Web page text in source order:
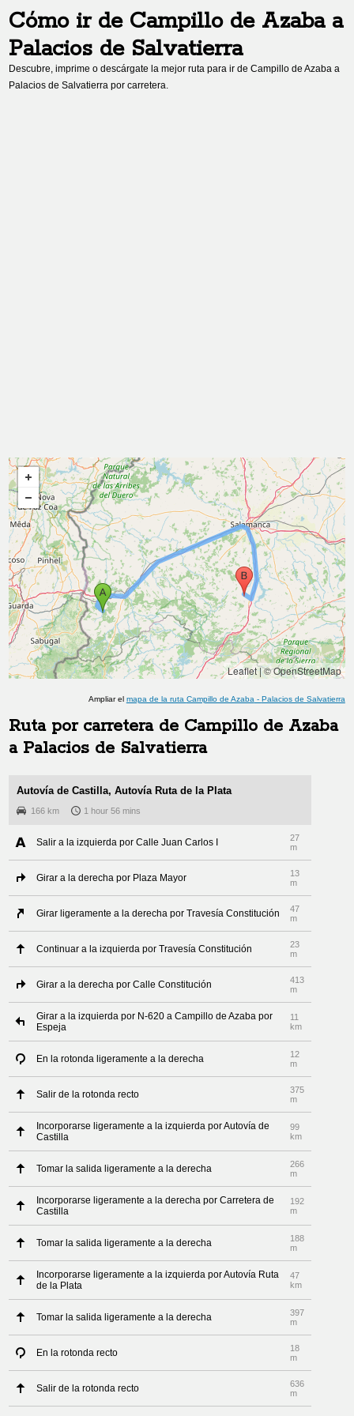
Cómo ir de Campillo de Azabaa
Palacios de Salvatierra
Descubre, imprime o descárgate la mejor ruta para ir deCampillo de Azaba a
Palacios de Salvatierra por carretera.
Leaflet|© OpenStreetMap
Ampliar el mapa de la ruta Campillo de Azaba - Palacios de Salvatierra
Ruta por carretera de Campillo de Azaba
a Palacios de Salvatierra
Autovía de Castilla, Autovía Ruta de la Plata
166 km 1 hour 56 mins
Salir a la izquierda por Calle Juan Carlos I
27
m
Girar a la derecha por Plaza Mayor
13
m
Girar ligeramente a la derecha por Travesía Constitución
47
m
Continuar a la izquierda por Travesía Constitución
23
m
Girar a la derecha por Calle Constitución
413
m
Girar a la izquierda por N-620 a Campillo de Azaba por
Espeja
11
km
En la rotonda ligeramente a la derecha
12
m
Salir de la rotonda recto
375
m
Incorporarse ligeramente a la izquierda por Autovía de
Castilla
99
km
Tomar la salida ligeramente a la derecha
266
m
Incorporarse ligeramente a la derecha por Carretera de
Castilla
192
m
Tomar la salida ligeramente a la derecha
188
m
Incorporarse ligeramente a la izquierda por Autovía Ruta
de la Plata
47
km
Tomar la salida ligeramente a la derecha
397
m
En la rotonda recto
18
m
Salir de la rotonda recto
636
m